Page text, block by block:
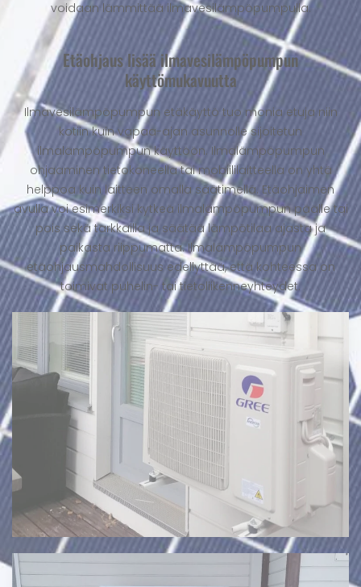
voidaan lämmittää ilmavesilämpöpumpulla.
Etäohjaus lisää ilmavesilämpöpumpun
käyttömukavuutta
Ilmavesilämpöpumpun etäkäyttö tuo monia etuja niin
kotiin kuin vapaa-ajan asunnolle sijoitetun
ilmalämpöpumpun käyttöön. Ilmalämpöpumpun
ohjaaminen tietokoneella tai mobiililaitteella on yhtä
helppoa kuin laitteen omalla säätimellä. Etäohjaimen
avulla voi esimerkiksi kytkeä ilmalämpöpumpun päälle tai
pois sekä tarkkailla ja säätää lämpötilaa ajasta ja
paikasta riippumatta. Ilmalämpöpumpun
etäohjausmahdollisuus edellyttää, että kohteessa on
toimivat puhelin- tai tietoliikenneyhteydet.